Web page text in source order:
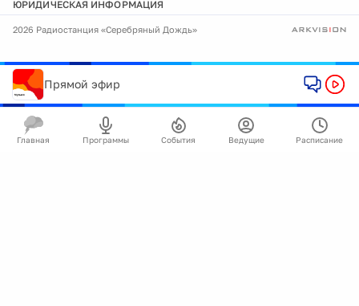
ЮРИДИЧЕСКАЯ ИНФОРМАЦИЯ
2026 Радиостанция «Серебряный Дождь»
Прямой эфир
Главная Программы События Ведущие Расписание